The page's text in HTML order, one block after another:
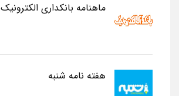
ماهنامه بانکداری الکترونیک
هفته نامه شنبه